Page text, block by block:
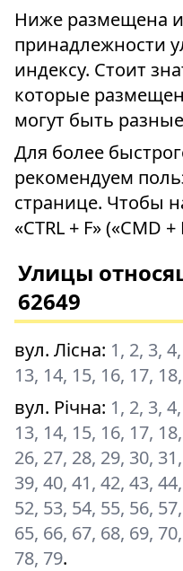
Ниже размещена
принадлежности
индексу. Стоит
которые
могут быть
Для более
рекомендуем
странице. Чтобы
«CTRL + F» («CMD
Улицы
62649
вул. Лісна: 1, 2, 3,
13, 14, 15, 16, 17,
вул. Річна: 1, 2, 3,
13, 14, 15, 16, 17,
26, 27, 28, 29, 30,
39, 40, 41, 42, 43,
52, 53, 54, 55, 56,
65, 66, 67, 68, 69,
78, 79.